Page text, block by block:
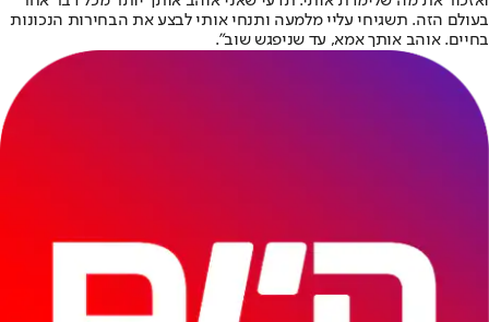
בעולם הזה. תשגיחי עליי מלמעה ותנחי אותי לבצע את הבחירות הנכונות
בחיים. אוהב אותך אמא, עד שניפגש שוב".